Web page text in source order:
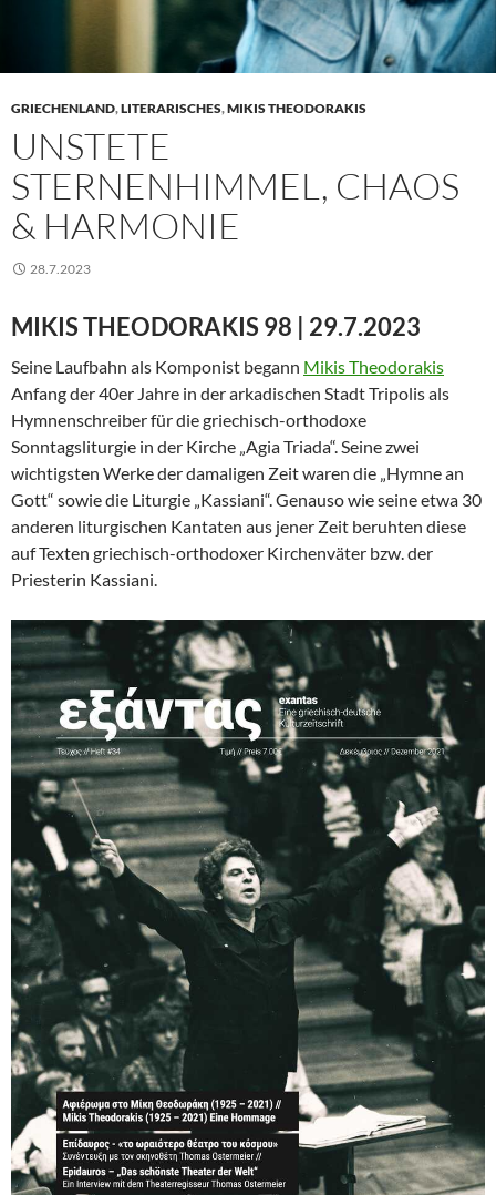
GRIECHENLAND,LITERARISCHES,MIKIS THEODORAKIS
UNSTETE
STERNENHIMMEL, CHAOS
& HARMONIE
28.7.2023
MIKIS THEODORAKIS 98 | 29.7.2023
Seine Laufbahn als Komponist begann Mikis Theodorakis
Anfang der 40er Jahre in der arkadischen Stadt Tripolis als
Hymnenschreiber für die griechisch-orthodoxe
Sonntagsliturgie in der Kirche „Agia Triada“. Seine zwei
wichtigsten Werke der damaligen Zeit waren die „Hymne an
Gott“ sowie die Liturgie „Kassiani“. Genauso wie seine etwa 30
anderen liturgischen Kantaten aus jener Zeit beruhten diese
auf Texten griechisch-orthodoxer Kirchenväter bzw. der
Priesterin Kassiani.